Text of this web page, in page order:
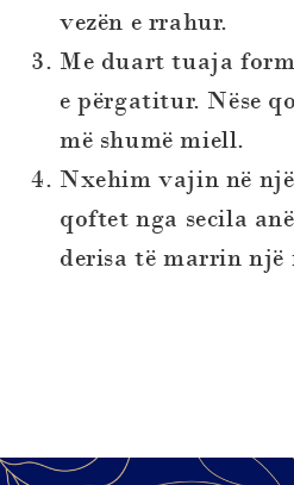
vezën e rrahur.
Me duart tuaja
e përgatitur. Nëse
më shumë miell.
Nxehim vajin në
qoftet nga secila
derisa të marrin